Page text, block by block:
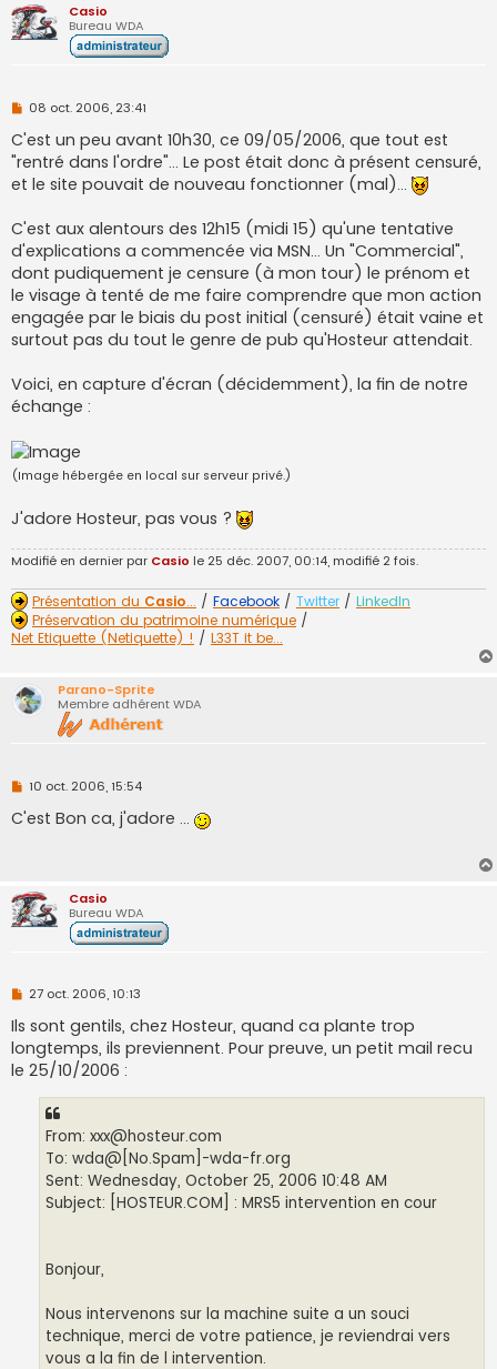
Casio
Bureau WDA
M
s
s
a
g
e
o
n
l
08 oct. 2006, 23:41
C'est un peu avant 10h30, ce 09/05/2006, que tout est
"rentré dans l'ordre"... Le post était donc à présent censuré,
et le site pouvait de nouveau fonctionner (mal)...
C'est aux alentours des 12h15 (midi 15) qu'une tentative
d'explications a commencée via MSN... Un "Commercial",
dont pudiquement je censure (à mon tour) le prénom et
le visage à tenté de me faire comprendre que mon action
engagée par le biais du post initial (censuré) était vaine et
surtout pas du tout le genre de pub qu'Hosteur attendait.
Voici, en capture d'écran (décidemment), la fin de notre
échange :
(Image hébergée en local sur serveur privé.)
J'adore Hosteur, pas vous ?
Modifié en dernier par Casio le 25 déc. 2007, 00:14, modifié 2 fois.
Présentation du Casio... / Facebook / Twitter / LinkedIn
Préservation du patrimoine numérique /
Net Etiquette (Netiquette) ! / L33T it be...
Parano-Sprite
Membre adhérent WDA
M
s
s
o
n
l
10 oct. 2006, 15:54
C'est Bon ca, j'adore ...
Casio
Bureau WDA
M
s
s
a
g
e
27 oct. 2006, 10:13
Ils sont gentils, chez Hosteur, quand ca plante trop
longtemps, ils previennent. Pour preuve, un petit mail recu
le 25/10/2006 :
From: xxx@hosteur.com
To: wda@[No.Spam]-wda-fr.org
Sent: Wednesday, October 25, 2006 10:48 AM
Subject: [HOSTEUR.COM] : MRS5 intervention en cour
Bonjour,
Nous intervenons sur la machine suite a un souci
technique, merci de votre patience, je reviendrai vers
vous a la fin de l intervention.